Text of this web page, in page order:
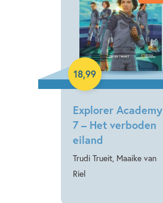
Explorer Academy
7 – Het verboden
eiland
Trudi Trueit, Maaike van
Riel
18,99
Hardcover